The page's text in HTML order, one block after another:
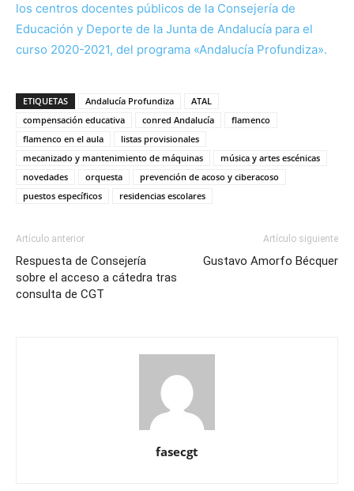
los centros docentes públicos de la Consejería de
Educación y Deporte de la Junta de Andalucía para el
curso 2020-2021, del programa «Andalucía Profundiza».
ETIQUETAS Andalucía Profundiza
ATAL
compensación educativa
conred Andalucía
flamenco
flamenco en el aula
listas provisionales
mecanizado y mantenimiento de máquinas
música y artes escénicas
novedades
orquesta
prevención de acoso y ciberacoso
puestos específicos
residencias escolares
Artículo anterior
Respuesta de Consejería
sobre el acceso a cátedra tras
consulta de CGT
Artículo siguiente
Gustavo Amorfo Bécquer
fasecgt